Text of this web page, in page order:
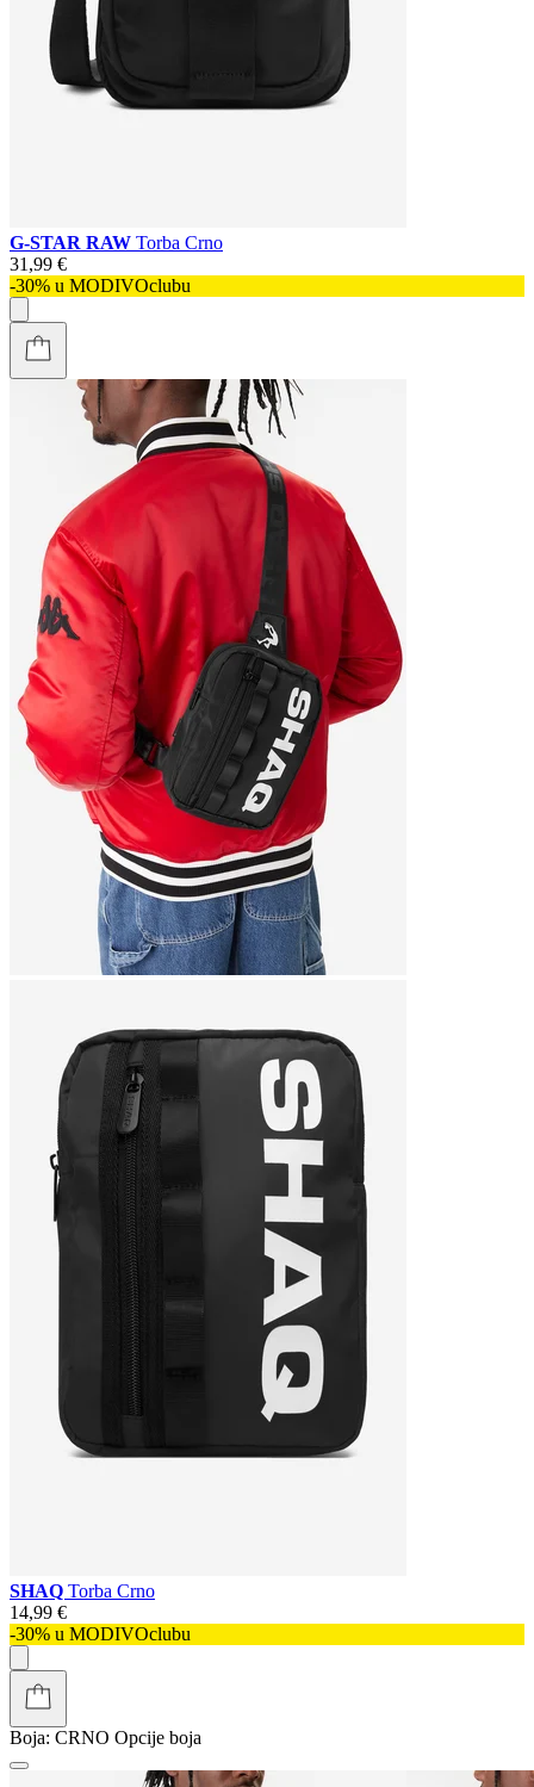
G-STAR RAW Torba Crno
31,99 €
-30% u MODIVOclubu
SHAQ Torba Crno
14,99 €
-30% u MODIVOclubu
Boja: CRNO Opcije boja